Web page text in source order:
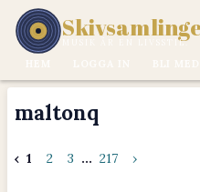
MUSIK ÄR EN LIVSSTIL.
maltonq
‹ 1 2 3 ... 217 ›